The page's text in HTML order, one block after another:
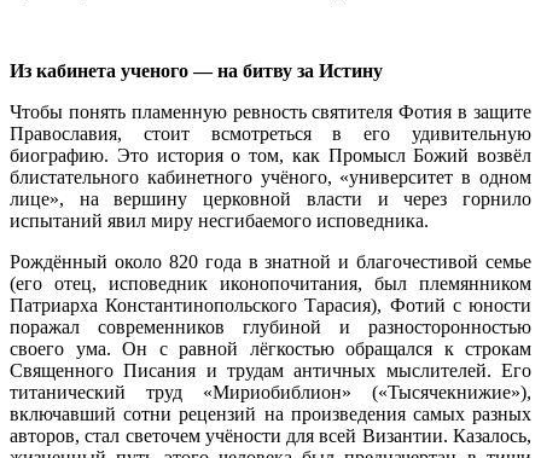
Из кабинета ученого — на битву за Истину
Чтобы понять пламенную ревность святителя Фотия в защите
Православия, стоит всмотреться в его удивительную
биографию. Это история о том, как Промысл Божий возвёл
блистательного кабинетного учёного, «университет в одном
лице», на вершину церковной власти и через горнило
испытаний явил миру несгибаемого исповедника.
Рождённый около 820 года в знатной и благочестивой семье
(его отец, исповедник иконопочитания, был племянником
Патриарха Константинопольского Тарасия), Фотий с юности
поражал современников глубиной и разносторонностью
своего ума. Он с равной лёгкостью обращался к строкам
Священного Писания и трудам античных мыслителей. Его
титанический труд «Мириобиблион» («Тысячекнижие»),
включавший сотни рецензий на произведения самых разных
авторов, стал светочем учёности для всей Византии. Казалось,